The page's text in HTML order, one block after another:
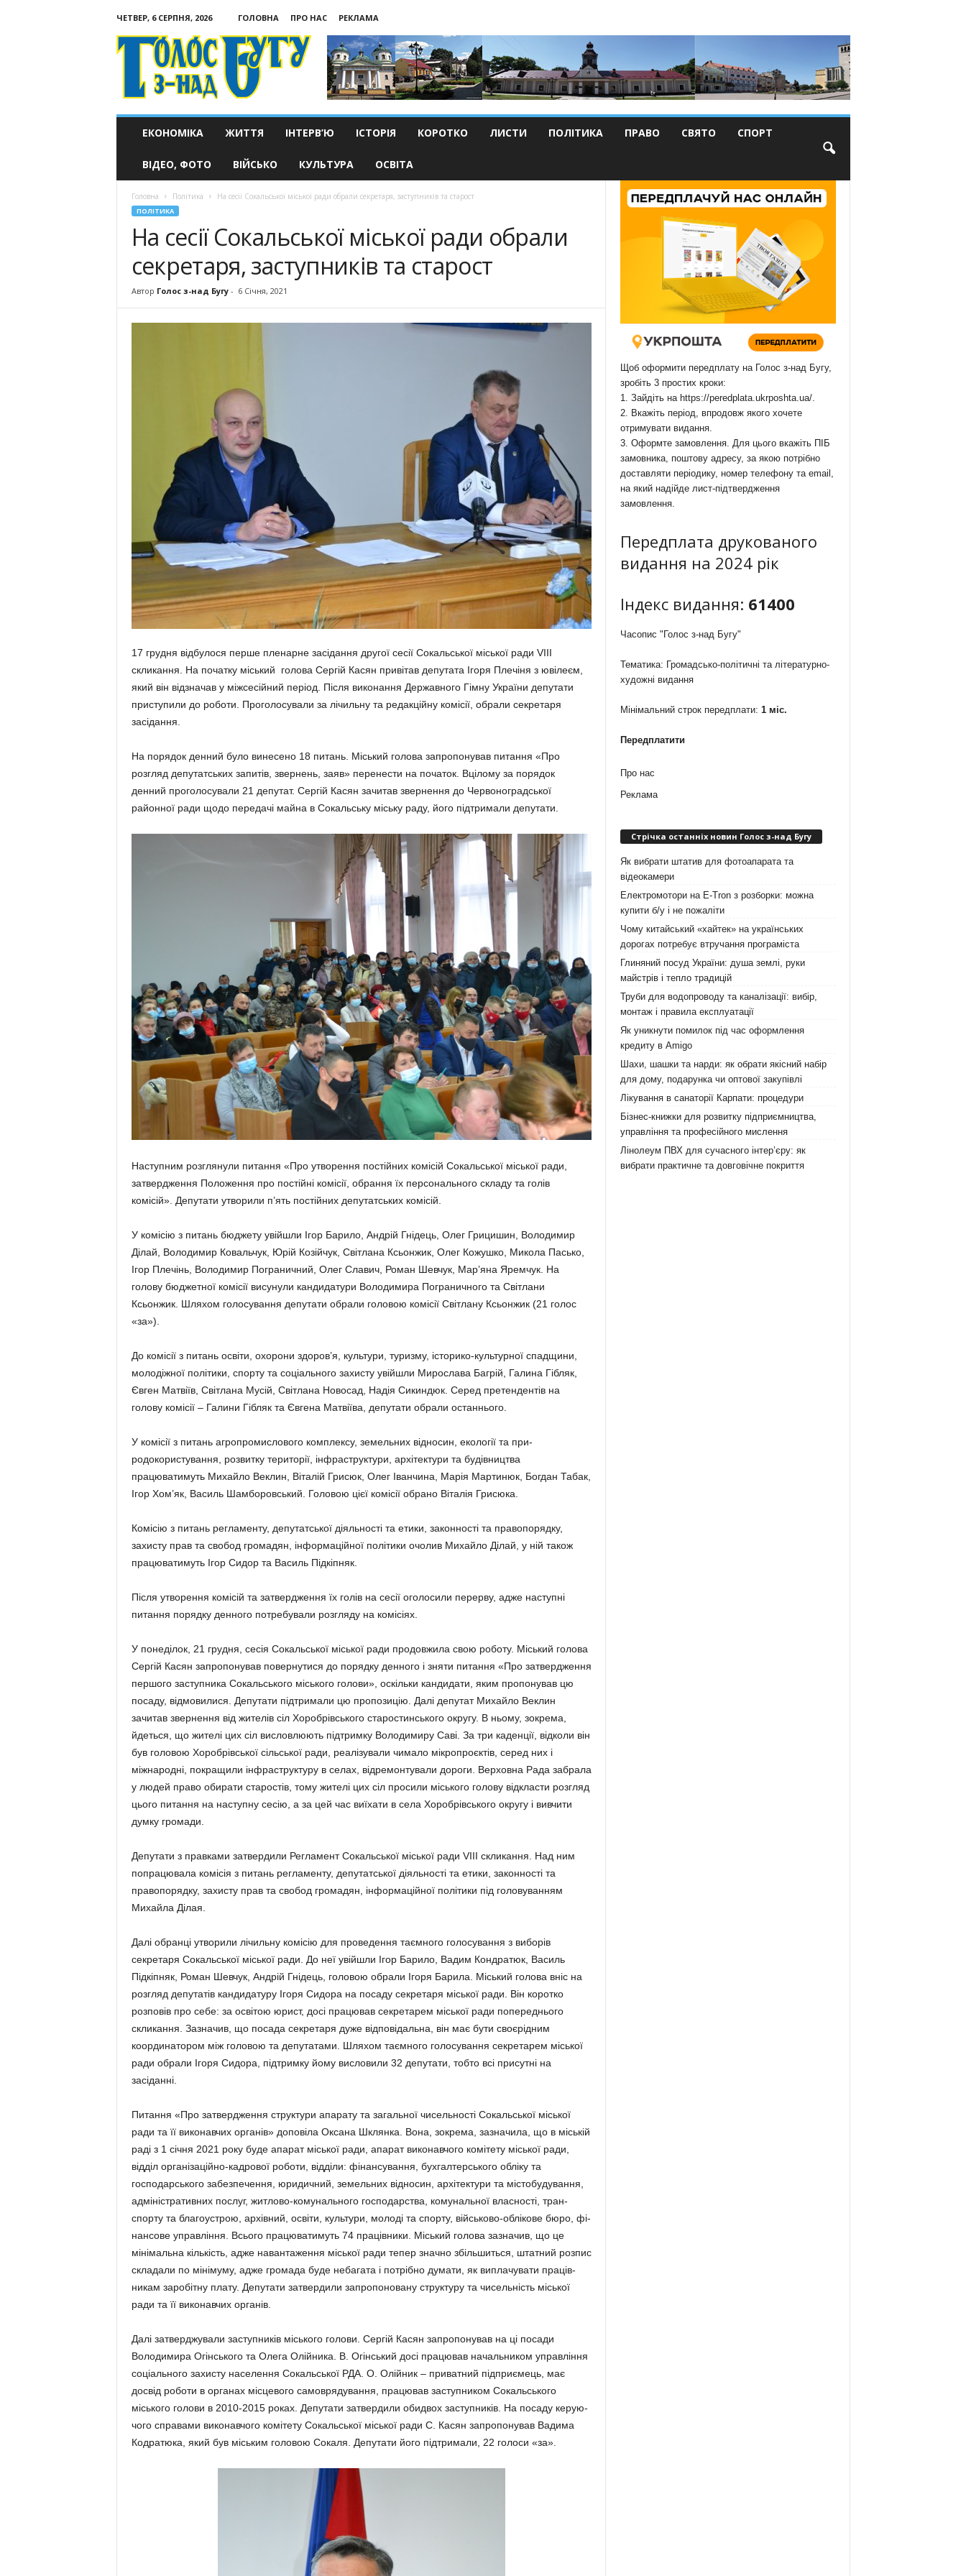
ЧЕТВЕР, 6 СЕРПНЯ, 2026 ГОЛОВНА ПРО НАС
РЕКЛАМА
Голос
з-
ЕКОНОМІКА ЖИТТЯ ІНТЕРВ’Ю ІСТОРІЯ КОРОТКО ЛИСТИ ПОЛІТИКА ПРАВО СВЯТО СПОРТ
ВІДЕО, ФОТО ВІЙСЬКО КУЛЬТУРА ОСВІТА
Головна Політика На сесії Сокальської міської ради обрали секретаря, заступників та старост
ПОЛІТИКА
На сесії Сокальської міської ради обрали
секретаря, заступників та старост
Автор Голос з-над Бугу- 6 Січня, 2021
17 грудня відбулося перше пленарне засідання другої сесії Сокальської міської ради VIII
скликання. На початку міський голова Сергій Касян привітав депутата Ігоря Плечіня з ювілеєм,
який він відзначав у між­сесійний період. Після вико­нання Держав­ного Гімну України депутати
приступили до роботи. Проголосували за лічильну та ре­дакційну комісії, обрали сек­ретаря
засідання.
На порядок денний було винесено 18 пи­тань. Міський голова запропонував питання «Про
розгляд депутатських запитів, звер­нень, заяв» перенести на початок. Вцілому за порядок
денний проголосували 21 депу­тат. Сергій Касян зачитав звернення до Чер­воноградської
районної ради щодо передачі майна в Сокальську міську раду, його підтри­мали депутати.
Наступним розглянули питання «Про утво­рення постійних комісій Сокальської міської ради,
затвердження Положення про постійні комісії, обрання їх персонального складу та голів
комісій». Депутати утворили п’ять постійних депутатських комісій.
У комісію з питань бюджету увійшли Ігор Барило, Андрій Гнідець, Олег Грицишин, Володимир
Ділай, Володимир Ковальчук, Юрій Козійчук, Світ­лана Ксьонжик, Олег Ко­жушко, Микола Пасько,
Ігор Плечінь, Воло­димир Погра­ничний, Олег Славич, Роман Шевчук, Мар’яна Яремчук. На
голову бюд­жетної ко­місії висунули кандидатури Воло­димира Пограничного та Світлани
Ксьонжик. Шля­хом голосування депутати обрали голо­вою комісії Світлану Ксьонжик (21 голос
«за»).
До комісії з питань освіти, охорони здоро­в’я, культури, туризму, історико-культурної спадщини,
молодіжної політики, спорту та соціального захисту увійшли Мирослава Багрій, Галина Гібляк,
Євген Матвіїв, Світ­лана Мусій, Світлана Новосад, Надія Сикин­дюк. Серед претендентів на
голову комісії – Галини Гібляк та Євгена Матвіїва, депутати обрали останнього.
У комісії з питань агропромислового ком­плексу, земельних відносин, екології та при­
родокористування, розвитку території, ін­фраструктури, архітектури та будівництва
працюватимуть Михайло Веклин, Віталій Грисюк, Олег Іванчина, Марія Мартинюк, Богдан Табак,
Ігор Хом’як, Василь Шамбо­ровський. Головою цієї комісії обрано Віталія Грисюка.
Комісію з питань регламенту, депутатської діяльності та етики, законності та правопо­рядку,
захисту прав та свобод громадян, інформаційної політики очолив Михайло Ділай, у ній також
працюватимуть Ігор Сидор та Василь Підкіпняк.
Після утворення комісій та затвердження їх голів на сесії оголосили перерву, адже наступні
питання порядку денного потребу­вали розгляду на комісіях.
У понеділок, 21 грудня, сесія Сокальської міської ради продовжила свою роботу. Місь­кий голова
Сергій Касян запропонував по­вернутися до порядку денного і зняти питан­ня «Про затвердження
першого заступника Сокальського міського голови», оскільки кан­дидати, яким пропонував цю
посаду, відмо­вилися. Депутати підтримали цю пропо­зицію. Далі депутат Михайло Веклин
зачитав звернення від жителів сіл Хоробрівського ста­ростинського округу. В ньому, зокрема,
йдеть­ся, що жителі цих сіл висловлюють підтрим­ку Володимиру Саві. За три каденції, відко­ли він
був головою Хо­робрівської сільської ради, реалізували чи­мало мікропроєктів, серед них і
міжнародні, покращили інфраструктуру в селах, відремонтували дороги. Вер­ховна Рада забрала
у людей право обирати старостів, тому жителі цих сіл просили місь­кого голову від­класти розгляд
цього питання на наступну сесію, а за цей час виїхати в села Хороб­рівського округу і вивчити
думку громади.
Депутати з правками затвердили Регла­мент Сокальської міської ради VIII скликан­ня. Над ним
попрацювала комісія з питань регламенту, депутатської діяльності та етики, законності та
правопорядку, захисту прав та свобод громадян, інформаційної політики під головуванням
Михайла Ділая.
Далі обранці утворили лічильну комісію для проведення таємного голосування з ви­борів
секретаря Сокальської міської ради. До неї увійшли Ігор Барило, Вадим Кондра­тюк, Василь
Підкіпняк, Роман Шевчук, Андрій Гнідець, головою обрали Ігоря Барила. Міський голо­ва вніс на
розгляд депутатів кандидатуру Ігоря Сидора на посаду секретаря міської ради. Він коротко
розповів про себе: за осві­тою юрист, досі працював секретарем місь­кої ради попереднього
скликання. Зазначив, що посада секретаря дуже відповідальна, він має бути своєрідним
координатором між головою та депутатами. Шляхом таємного голосування секретарем міської
ради обра­ли Ігоря Сидора, підтримку йому висловили 32 депутати, тобто всі присутні на
засіданні.
Питання «Про затвердження структури апарату та загальної чисельності Сокальської міської
ради та її виконавчих органів» доповіла Оксана Шклянка. Вона, зокрема, зазначила, що в міській
раді з 1 січня 2021 року буде апа­рат міської ради, апарат вико­навчого комітету міської ради,
відділ організа­ційно-кадрової роботи, відді­ли: фінансуван­ня, бухгалтер­ського обліку та
господарського забезпечення, юридичний, земельних відно­син, архітек­тури та містобуду­вання,
адмі­ністративних пос­луг, житлово-комунального господарства, комунальної власності, тран­
спорту та бла­гоустрою, архів­ний, освіти, культури, молоді та спорту, військово-облікове бюро, фі­
нансове управління. Всього працюватимуть 74 працівни­ки. Міський голова зазначив, що це
мінімальна кількість, адже навантаження міської ради тепер значно збільшиться, штатний розпис
складали по мінімуму, адже громада буде небагата і потрібно думати, як виплачувати праців­
никам заробітну плату. Депута­ти за­твердили запропоновану структуру та чисель­ність міської
ради та її виконавчих органів.
Далі затверджували заступників міського голови. Сергій Касян запропонував на ці посади
Володимира Огінського та Олега Олійника. В. Огінський досі працював на­чальником управління
соціального захисту населення Сокальської РДА. О. Олійник – приватний підприємець, має
досвід роботи в органах місцевого самоврядування, пра­цював заступником Сокальського
міського голови в 2010-2015 роках. Депутати затвер­дили обидвох заступників. На посаду керую­
чого справами виконавчого комітету Сокальської міської ради С. Касян запропону­вав Вадима
Кодратюка, який був міським головою Сокаля. Депутати його підтримали, 22 голоси «за».
Щоб оформити передплату на Голос з-над Бугу,
зробіть 3 простих кроки:
1. Зайдіть на https://peredplata.ukrposhta.ua/.
2. Вкажіть період, впродовж якого хочете
отримувати видання.
3. Оформте замовлення. Для цього вкажіть ПІБ
замовника, поштову адресу, за якою потрібно
доставляти періодику, номер телефону та email,
на який надійде лист-підтвердження
замовлення.
Передплата друкованого
видання на 2024 рік
Індекс видання: 61400
Часопис "Голос з-над Бугу"
Тематика: Громадсько-політичні та літературно-
художні видання
Мінімальний строк передплати: 1 міс.
Передплатити
Про нас
Реклама
Стрічка останніх новин Голос з-над Бугу
Як вибрати штатив для фотоапарата та
відеокамери
Електромотори на E-Tron з розборки: можна
купити б/у і не пожаліти
Чому китайський «хайтек» на українських
дорогах потребує втручання програміста
Глиняний посуд України: душа землі, руки
майстрів і тепло традицій
Труби для водопроводу та каналізації: вибір,
монтаж і правила експлуатації
Як уникнути помилок під час оформлення
кредиту в Amigo
Шахи, шашки та нарди: як обрати якісний набір
для дому, подарунка чи оптової закупівлі
Лікування в санаторії Карпати: процедури
Бізнес-книжки для розвитку підприємництва,
управління та професійного мислення
Лінолеум ПВХ для сучасного інтер’єру: як
вибрати практичне та довговічне покриття